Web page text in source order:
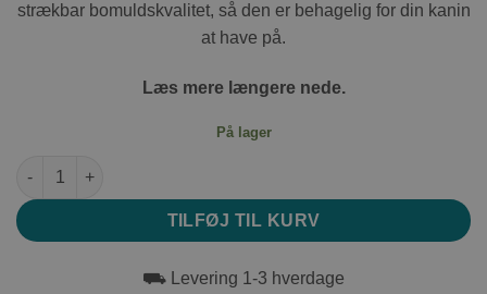
strækbar bomuldskvalitet, så den er behagelig for din kanin
at have på.
Læs mere længere nede.
På lager
Bodystocking Medical Pet Shirt 2,0-3,5 kg antal
TILFØJ TIL KURV
⛟ Levering 1-3 hverdage